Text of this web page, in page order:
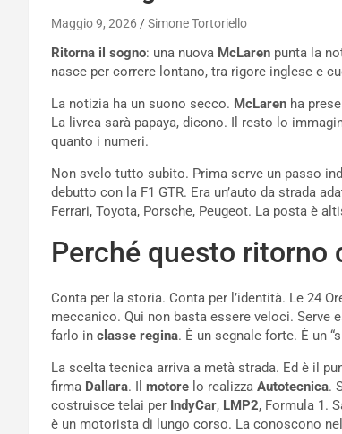
Maggio 9, 2026 Simone Tortoriello
Ritorna il sogno: una nuova McLaren punta la
nasce per correre lontano, tra rigore inglese e
La notizia ha un suono secco. McLaren ha
La livrea sarà papaya, dicono. Il resto lo
quanto i numeri.
Non svelo tutto subito. Prima serve un passo
debutto con la F1 GTR. Era un’auto da strada
Ferrari, Toyota, Porsche, Peugeot. La posta è
Perché questo ritorno
Conta per la storia. Conta per l’identità. Le 24
meccanico. Qui non basta essere veloci. Serve
farlo in classe regina. È un segnale forte. È un
La scelta tecnica arriva a metà strada. Ed è il
firma Dallara. Il motore lo realizza Autotecnica.
costruisce telai per IndyCar, LMP2, Formula 1.
è un motorista di lungo corso. La conoscono